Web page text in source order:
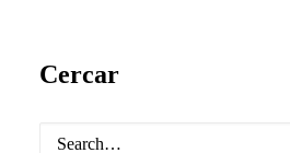
Cercar